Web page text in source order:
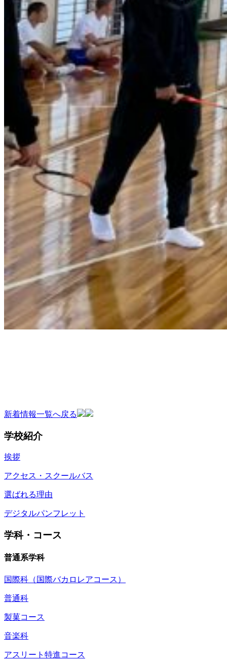
新着情報一覧へ戻る
学校紹介
挨拶
アクセス・スクールバス
選ばれる理由
デジタルパンフレット
学科・コース
普通系学科
国際科（国際バカロレアコース）
普通科
製菓コース
音楽科
アスリート特進コース